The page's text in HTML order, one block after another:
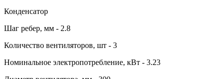
Конденсатор
Шаг ребер, мм - 2.8
Количество вентиляторов, шт - 3
Номинальное электропотребление, кВт - 3.23